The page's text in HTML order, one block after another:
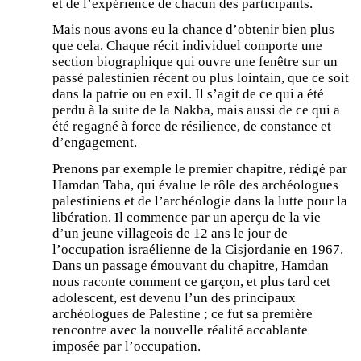
et de l’expérience de chacun des participants.
Mais nous avons eu la chance d’obtenir bien plus
que cela. Chaque récit individuel comporte une
section biographique qui ouvre une fenêtre sur un
passé palestinien récent ou plus lointain, que ce soit
dans la patrie ou en exil. Il s’agit de ce qui a été
perdu à la suite de la Nakba, mais aussi de ce qui a
été regagné à force de résilience, de constance et
d’engagement.
Prenons par exemple le premier chapitre, rédigé par
Hamdan Taha, qui évalue le rôle des archéologues
palestiniens et de l’archéologie dans la lutte pour la
libération. Il commence par un aperçu de la vie
d’un jeune villageois de 12 ans le jour de
l’occupation israélienne de la Cisjordanie en 1967.
Dans un passage émouvant du chapitre, Hamdan
nous raconte comment ce garçon, et plus tard cet
adolescent, est devenu l’un des principaux
archéologues de Palestine ; ce fut sa première
rencontre avec la nouvelle réalité accablante
imposée par l’occupation.